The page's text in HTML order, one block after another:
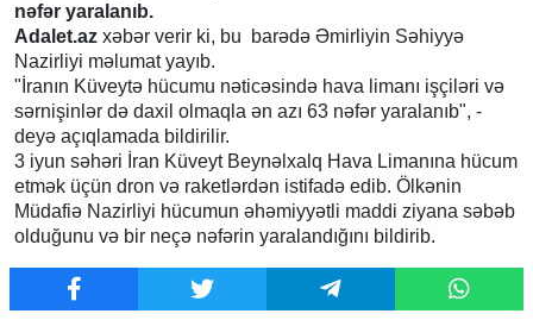
nəfər yaralanıb.
Adalet.az xəbər verir ki, bu barədə Əmirliyin Səhiyyə
Nazirliyi məlumat yayıb.
"İranın Küveytə hücumu nəticəsində hava limanı işçiləri və
sərnişinlər də daxil olmaqla ən azı 63 nəfər yaralanıb", -
deyə açıqlamada bildirilir.
3 iyun səhəri İran Küveyt Beynəlxalq Hava Limanına hücum
etmək üçün dron və raketlərdən istifadə edib. Ölkənin
Müdafiə Nazirliyi hücumun əhəmiyyətli maddi ziyana səbəb
olduğunu və bir neçə nəfərin yaralandığını bildirib.